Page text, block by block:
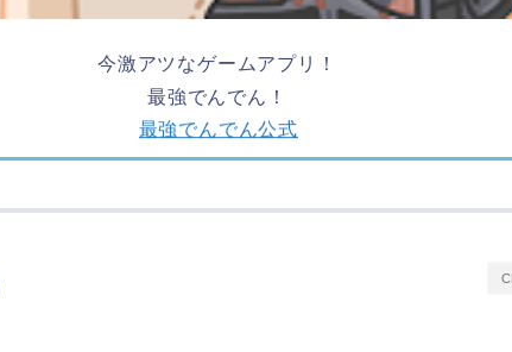
今激アツなゲームアプリ！
最強でんでん！
最強でんでん公式